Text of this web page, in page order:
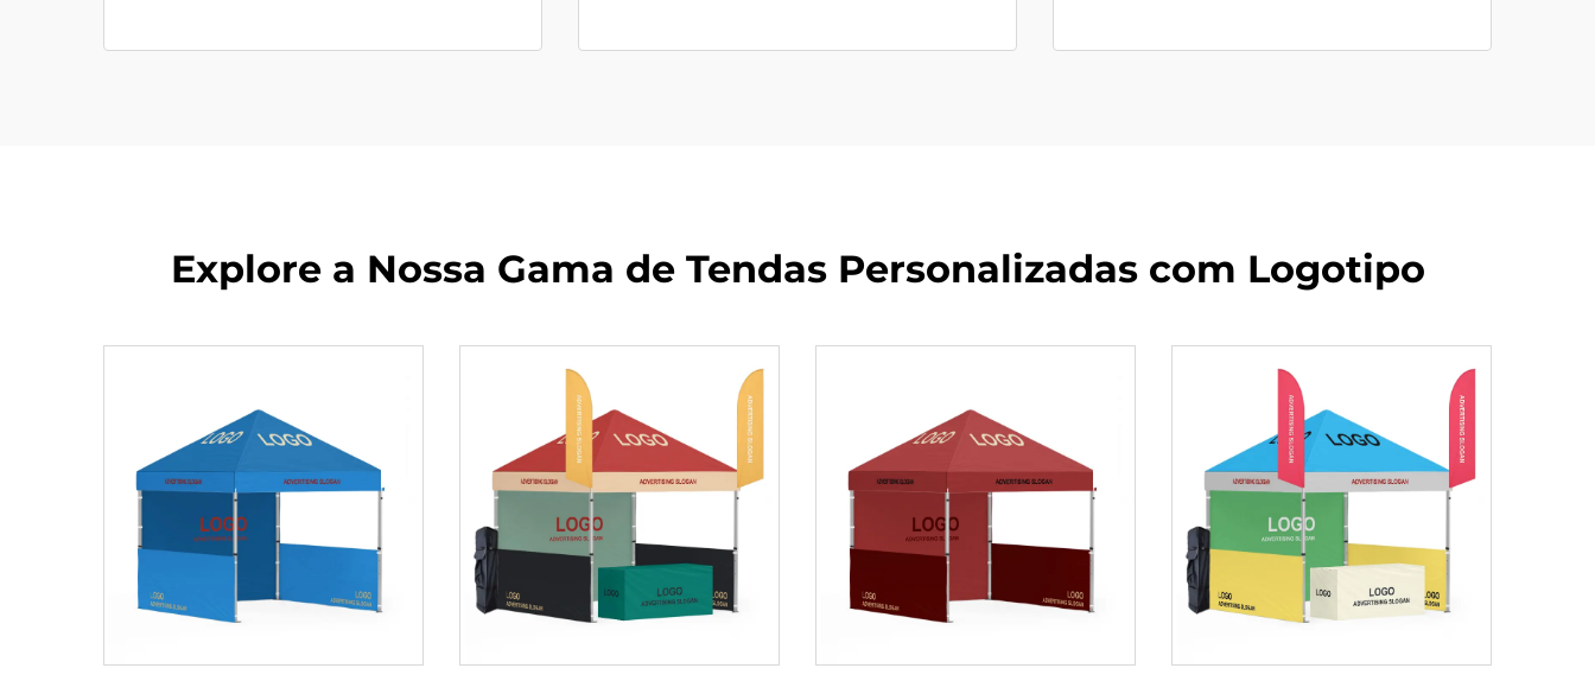
Explore a Nossa Gama de Tendas Personalizadas com Logotipo